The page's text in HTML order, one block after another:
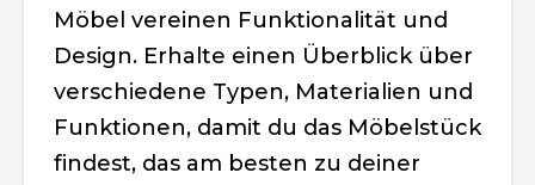
Möbel vereinen Funktionalität und
Design. Erhalte einen Überblick über
verschiedene Typen, Materialien und
Funktionen, damit du das Möbelstück
findest, das am besten zu deiner